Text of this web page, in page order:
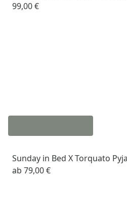
99,00 €
Sunday in Bed X Torquato
ab 79,00 €